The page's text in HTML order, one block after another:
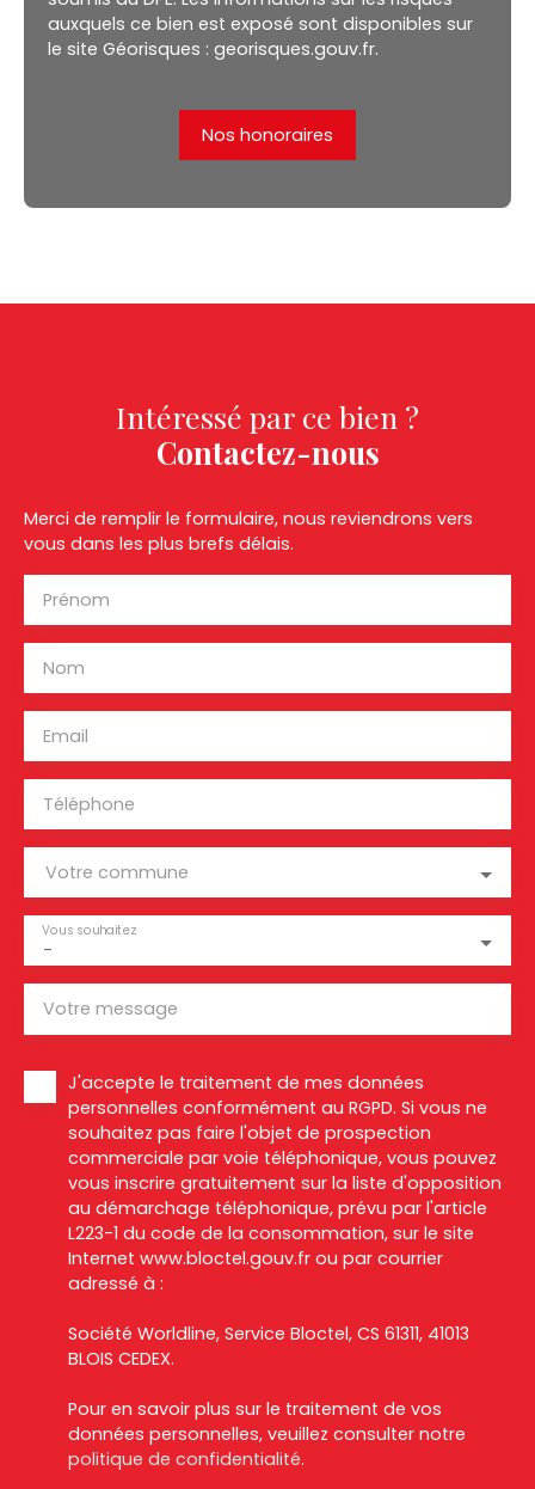
auxquels ce bien est exposé sont disponibles sur
le site Géorisques : georisques.gouv.fr.
Nos honoraires
Intéressé par ce bien ?
Contactez-nous
Merci de remplir le formulaire, nous reviendrons vers
vous dans les plus brefs délais.
Prénom
Nom
Email
Téléphone
Votre commune
-
Vous souhaitez
Votre message
J'accepte le traitement de mes données
personnelles conformément au RGPD. Si vous ne
souhaitez pas faire l'objet de prospection
commerciale par voie téléphonique, vous pouvez
vous inscrire gratuitement sur la liste d'opposition
au démarchage téléphonique, prévu par l'article
L223-1 du code de la consommation, sur le site
Internet www.bloctel.gouv.fr ou par courrier
adressé à :
Société Worldline, Service Bloctel, CS 61311, 41013
BLOIS CEDEX.
Pour en savoir plus sur le traitement de vos
données personnelles, veuillez consulter notre
politique de confidentialité.